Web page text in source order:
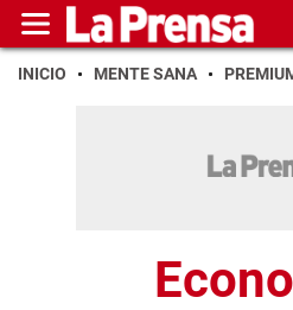
INICIO MENTE SANA